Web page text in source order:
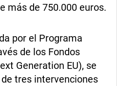
más de 750.000 euros.
por el Programa
de los Fondos
Generation EU), se
tres intervenciones